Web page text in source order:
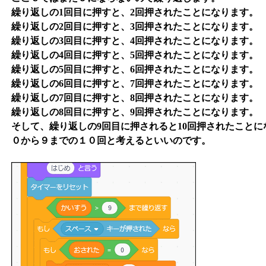
繰り返しの1回目に押すと、2回押されたことになります。
繰り返しの2回目に押すと、3回押されたことになります。
繰り返しの3回目に押すと、4回押されたことになります。
繰り返しの4回目に押すと、5回押されたことになります。
繰り返しの5回目に押すと、6回押されたことになります。
繰り返しの6回目に押すと、7回押されたことになります。
繰り返しの7回目に押すと、8回押されたことになります。
繰り返しの8回目に押すと、9回押されたことになります。
そして、繰り返しの9回目に押されると10回押されたことに
０から９までの１０回と考えるといいのです。